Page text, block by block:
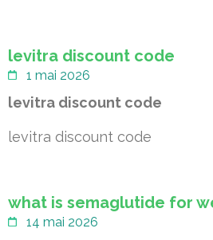
levitra discount code
1 mai 2026
levitra discount code
levitra discount code
what is semaglutide for
14 mai 2026